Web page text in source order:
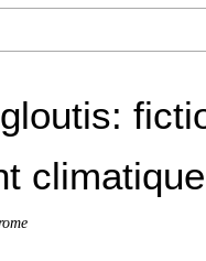
climatique